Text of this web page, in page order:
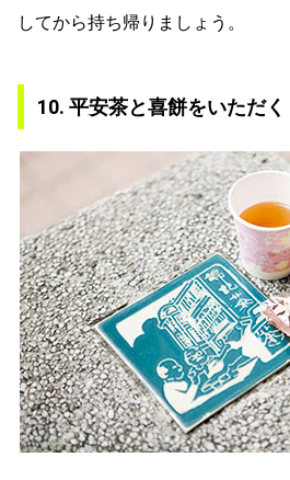
してから持ち帰りましょう。
10. 平安茶と喜餅をいただく